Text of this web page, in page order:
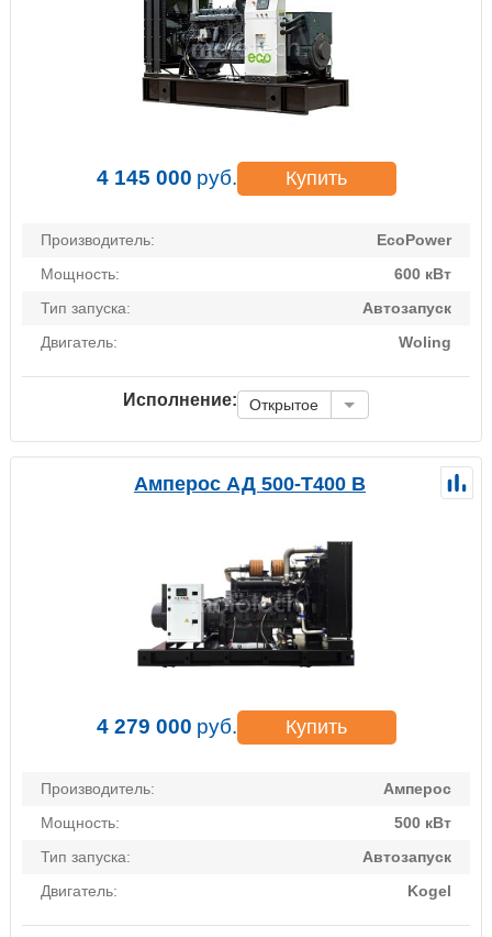
4 145 000 руб. Купить
Производитель:
EcoPower
Мощность:
600 кВт
Тип запуска:
Автозапуск
Двигатель:
Woling
Исполнение: Открытое
Амперос АД 500-Т400 B
4 279 000 руб. Купить
Производитель:
Амперос
Мощность:
500 кВт
Тип запуска:
Автозапуск
Двигатель:
Kogel